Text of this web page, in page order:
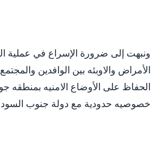
ونبهت إلى ضرورة الإسراع في عملية
الأمراض والاوبئه بين الوافدين
الحفاظ على الأوضاع الامنيه بمنطقه
خصوصيه حدودية مع دولة جنوب